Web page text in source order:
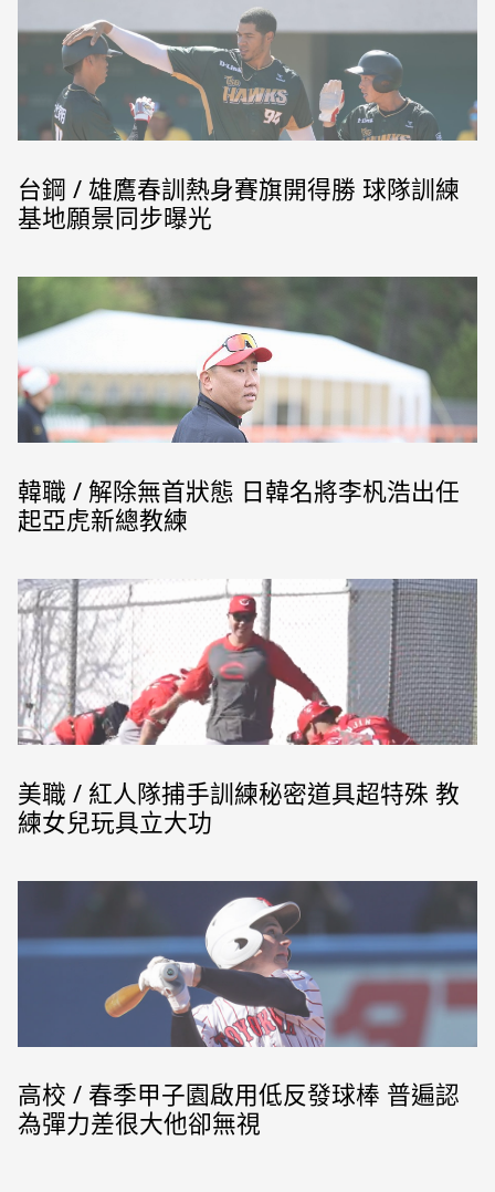
台鋼 / 雄鷹春訓熱身賽旗開得勝 球隊訓練
基地願景同步曝光
韓職 / 解除無首狀態 日韓名將李杋浩出任
起亞虎新總教練
美職 / 紅人隊捕手訓練秘密道具超特殊 教
練女兒玩具立大功
高校 / 春季甲子園啟用低反發球棒 普遍認
為彈力差很大他卻無視